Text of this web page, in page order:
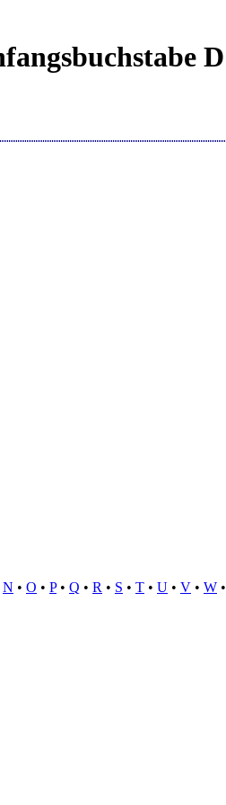
D
N • O • P• Q • R • S • T • U • V • W •